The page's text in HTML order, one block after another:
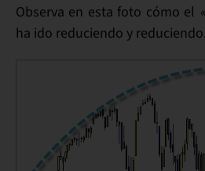
Observa en esta foto cómo el
ha ido reduciendo y reduciendo.